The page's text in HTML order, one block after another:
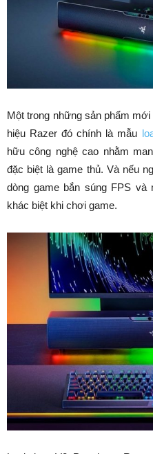
Một trong những sản phẩm
hiệu Razer đó chính là mẫu
hữu công nghệ cao nhằm
đặc biệt là game thủ. Và nếu
dòng game bắn súng FPS và
khác biệt khi chơi game.